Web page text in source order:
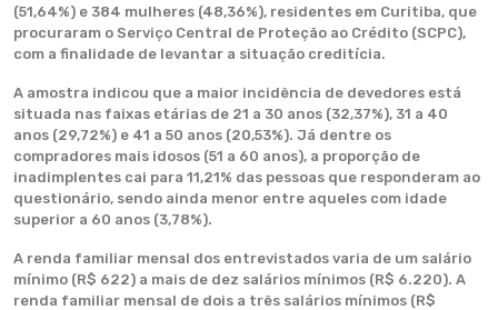
(51,64%) e 384 mulheres (48,36%), residentes em Curitiba, que
procuraram o Serviço Central de Proteção ao Crédito (SCPC),
com a finalidade de levantar a situação creditícia.
A amostra indicou que a maior incidência de devedores está
situada nas faixas etárias de 21 a 30 anos (32,37%), 31 a 40
anos (29,72%) e 41 a 50 anos (20,53%). Já dentre os
compradores mais idosos (51 a 60 anos), a proporção de
inadimplentes cai para 11,21% das pessoas que responderam ao
questionário, sendo ainda menor entre aqueles com idade
superior a 60 anos (3,78%).
A renda familiar mensal dos entrevistados varia de um salário
mínimo (R$ 622) a mais de dez salários mínimos (R$ 6.220). A
renda familiar mensal de dois a três salários mínimos (R$